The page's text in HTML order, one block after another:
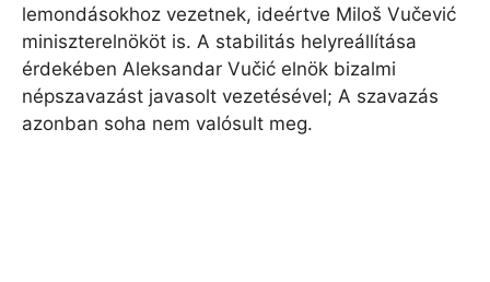
lemondásokhoz vezetnek, ideértve Miloš Vučević
miniszterelnököt is. A stabilitás helyreállítása
érdekében Aleksandar Vučić elnök bizalmi
népszavazást javasolt vezetésével; A szavazás
azonban soha nem valósult meg.